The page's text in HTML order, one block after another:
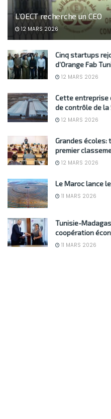
L’OECT recherche un CEO
12 MARS 2026
Cinq startups
d’Orange Fab
12 MARS 2026
Cette entreprise
de contrôle de la
12 MARS 2026
Grandes écoles:
premier
12 MARS 2026
Le Maroc lance
11 MARS 2026
Tunisie-
coopération
11 MARS 2026